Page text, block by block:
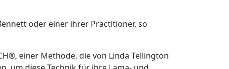
oder einer ihrer Practitioner, so
einer Methode, die von Linda Tellington